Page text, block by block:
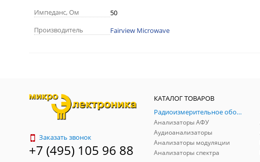
Импеданс, Ом
50
Производитель
Fairview Microwave
Заказать звонок
+7 (495) 105 96 88
КАТАЛОГ ТОВАРОВ
Радиоизмерительное оборудование
Анализаторы АФУ
Аудиоанализаторы
Анализаторы модуляции
Анализаторы спектра